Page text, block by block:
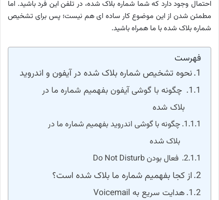
احتمال وجود دارد که شما شماره بلاک شده، در تلفن این فرد باشید. اما
مطمئن شدن از این موضوع ‌کار ساده ای هم نیست؛ پس برای تشخیص
شماره بلاک شده با ما همراه باشید.
فهرست
نحوه تشخیص شماره بلاک شده در آیفون و اندروید
چگونه با گوشی آیفون بفهمیم شماره‌ ما در
بلاک شده
چگونه با گوشی اندروید بفهمیم شماره‌ ما در
بلاک شده
فعال بودن Do Not Disturb
از کجا بفهمیم شماره ما بلاک شده است؟
هدایت سریع به Voicemail